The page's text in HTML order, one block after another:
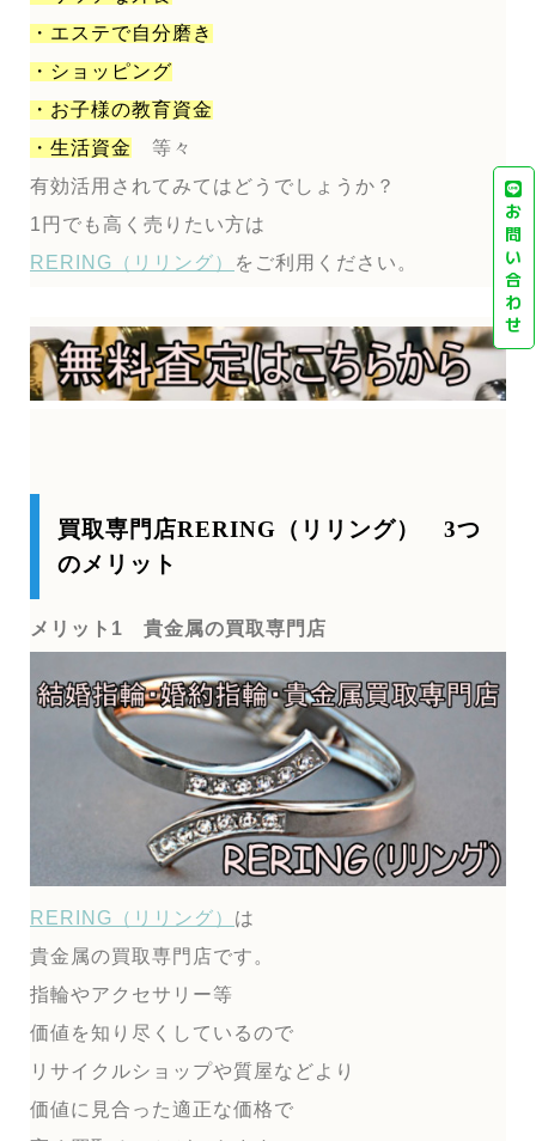
・エステで自分磨き
・ショッピング
・お子様の教育資金
・生活資金
等々
有効活用されてみてはどうでしょうか？
1円でも高く売りたい方は
RERING（リリング）
をご利用ください。
買取専門店RERING（リリング） 3つ
のメリット
メリット1 貴金属の買取専門店
RERING（リリング） は
貴金属の買取専門店です。
指輪やアクセサリー等
価値を知り尽くしているので
リサイクルショップや質屋などより
価値に見合った適正な価格で
お
問
い
合
わ
せ